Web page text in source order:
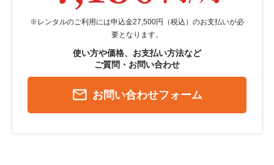
※レンタルのご利用には申込金27,500円（税込）のお支払いが必
要となります。
使い方や価格、お支払い方法など
ご質問・お問い合わせ
mail_outline お問い合わせフォーム